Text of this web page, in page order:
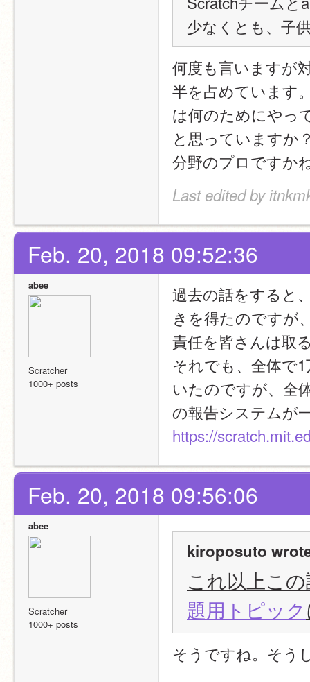
少なくとも、子
何度も言いますが
半を占めています
は何のためにやっ
と思っていますか
分野のプロですか
Last edited by
Feb. 20, 2018 09:52:36
abee
Scratcher
1000+ posts
過去の話をすると
きを得たのですが
責任を皆さんは取
それでも、全体で
いたのですが、全
の報告システムが
https://
Feb. 20, 2018 09:56:06
abee
Scratcher
1000+ posts
kiroposuto
これ以上こ
題用トピック
そうですね。そう